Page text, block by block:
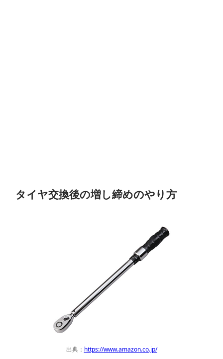
タイヤ交換後の増し締めのやり方
出典： https://www.amazon.co.jp/